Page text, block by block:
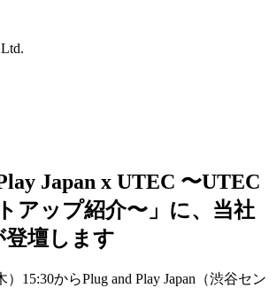
Japan x UTEC 〜UTEC
アップ紹介〜」に、当社
登壇します
）15:30からPlug and Play Japan（渋谷セン